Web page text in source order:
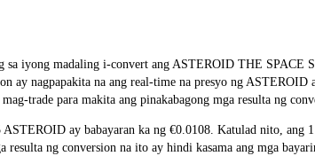
sa iyong madaling i-convert ang ASTEROID THE
ay nagpapakita na ang real-time na presyo ng ASTEROID
trade para makita ang pinakabagong mga resulta ng
ay babayaran ka ng €0.0108. Katulad nito, ang
ng conversion na ito ay hindi kasama ang mga